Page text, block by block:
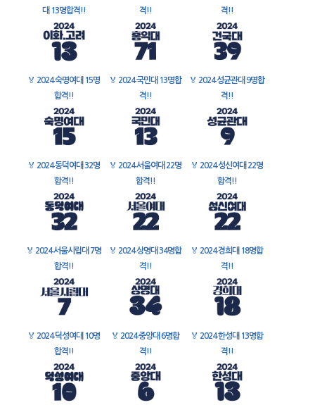
대 13명합격!!
격!!
격!!
🏅 2024 숙명여대 15명
합격!!
🏅 2024 국민대 13명합
격!!
🏅 2024 성균관대 9명합
격!!
🏅 2024 동덕여대 32명
합격!!
🏅 2024 서울여대 22명
합격!!
🏅 2024 성신여대 22명
합격!!
🏅 2024 서울시립대 7명
합격!!
🏅 2024 상명대 34명합
격!!
🏅 2024 경희대 18명합
격!!
🏅 2024 덕성여대 10명
합격!!
🏅 2024 중앙대 6명합
격!!
🏅 2024 한성대 13명합
격!!